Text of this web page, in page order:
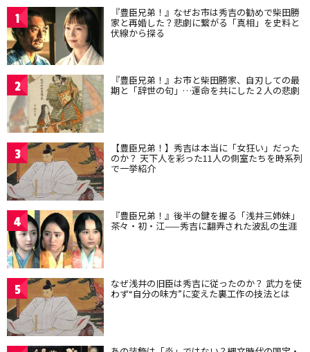
1 『豊臣兄弟！』なぜお市は秀吉の勧めで柴田勝
家と再婚した？悲劇に繋がる「真相」を史料と
伏線から探る
2 『豊臣兄弟！』お市と柴田勝家、自刃しての最
期と「辞世の句」…運命を共にした２人の悲劇
3 【豊臣兄弟！】秀吉は本当に「女狂い」だった
のか？ 天下人を彩った11人の側室たちを時系列
で一挙紹介
4 『豊臣兄弟！』後半の鍵を握る「浅井三姉妹」
茶々・初・江——秀吉に翻弄された波乱の生涯
5 なぜ浅井の旧臣は秀吉に従ったのか？ 武力を使
わず“自分の味方”に変えた裏工作の技法とは